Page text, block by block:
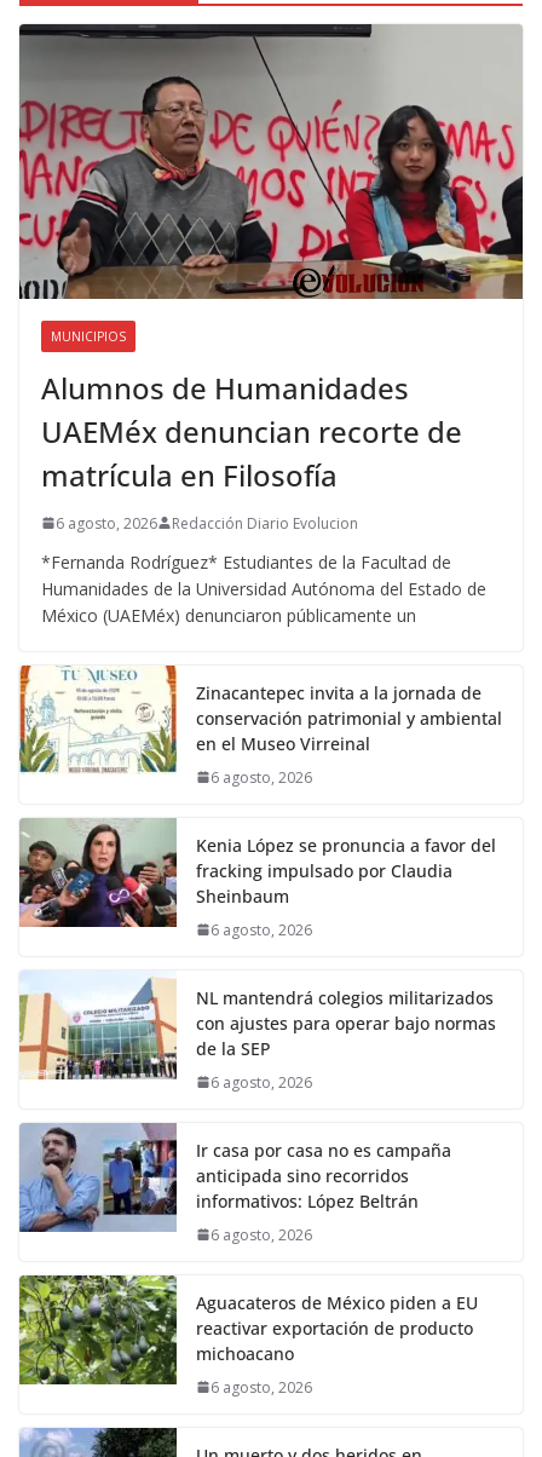
MUNICIPIOS
Alumnos de Humanidades
UAEMéx denuncian recorte de
matrícula en Filosofía
6 agosto, 2026 Redacción Diario Evolucion
*Fernanda Rodríguez* Estudiantes de la Facultad de
Humanidades de la Universidad Autónoma del Estado de
México (UAEMéx) denunciaron públicamente un
Zinacantepec invita a la jornada de
conservación patrimonial y ambiental
en el Museo Virreinal
6 agosto, 2026
Kenia López se pronuncia a favor del
fracking impulsado por Claudia
Sheinbaum
6 agosto, 2026
NL mantendrá colegios militarizados
con ajustes para operar bajo normas
de la SEP
6 agosto, 2026
Ir casa por casa no es campaña
anticipada sino recorridos
informativos: López Beltrán
6 agosto, 2026
Aguacateros de México piden a EU
reactivar exportación de producto
michoacano
6 agosto, 2026